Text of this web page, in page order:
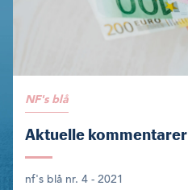
NF's blå
Aktuelle kommentarer
nf's blå nr. 4 - 2021